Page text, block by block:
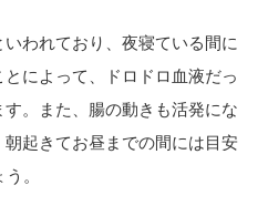
われており、夜寝ている間に
によって、ドロドロ血液だっ
。また、腸の動きも活発にな
起きてお昼までの間には目安
。